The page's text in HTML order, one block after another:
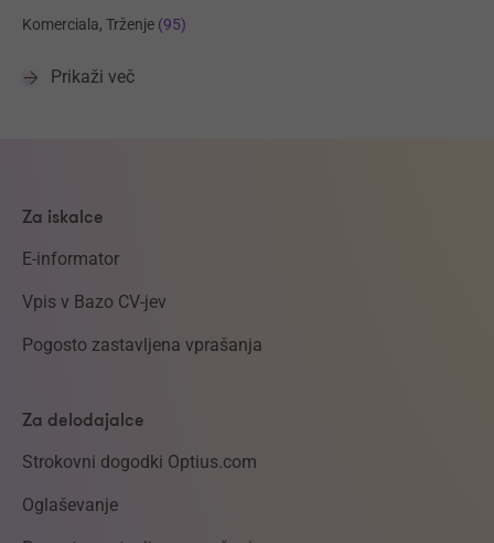
Komerciala, Trženje (95)
Prikaži več
Za iskalce
E-informator
Vpis v Bazo CV-jev
Pogosto zastavljena vprašanja
Za delodajalce
Strokovni dogodki Optius.com
Oglaševanje